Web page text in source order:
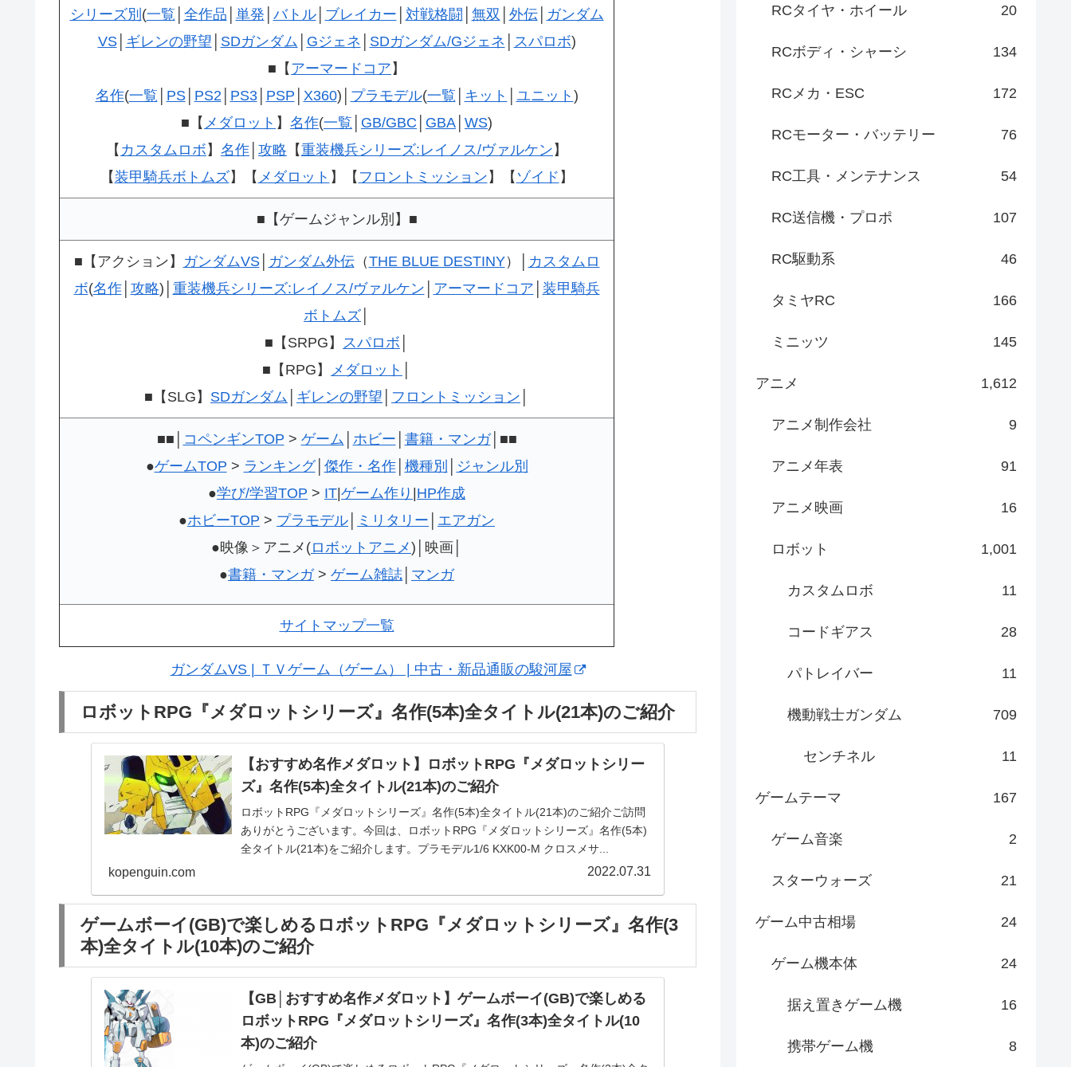
シリーズ別 (一覧 全作品 単発 バトル│ ブレイカー 対戦格闘 無双 外伝│
ガンダム
VS│ ギレンの野望 SDガンダム Gジェネ SDガンダム/Gジェネ スパロボ)
■【 アーマードコア 】
名作(一覧 PS│ PS2 PS3│ PSP X360)│ プラモデル(一覧 キット ユニット )
■【 メダロット 】 名作(一覧 GB/GBC GBA WS)
【 カスタムロボ 】 名作 攻略 【重装機兵シリーズ:レイノス/ヴァルケン 】
【 装甲騎兵ボトムズ】【 メダロット 】【 フロントミッション 】【 ゾイド 】
■【ゲームジャンル別】■
■【アクション】 ガンダムVS│ ガンダム外伝（THE BLUE DESTINY）│
カスタムロ
ボ(名作│ 攻略)│ 重装機兵シリーズ:レイノス/ヴァルケン アーマードコア
装甲騎兵
ボトムズ
■【SRPG】
スパロボ
■【RPG】
メダロット
■【SLG】 SDガンダム ギレンの野望 フロントミッション
■■│ コペンギンTOP > ゲーム ホビー 書籍・マンガ│■■
●ゲームTOP > ランキング│ 傑作・名作│ 機種別
ジャンル別
●学び/学習TOP > IT|ゲーム作り |HP作成
●ホビーTOP > プラモデル ミリタリー
エアガン
●映像＞アニメ(ロボットアニメ)│映画│
●書籍・マンガ> ゲーム雑誌 マンガ
サイトマップ一覧
ガンダムVS | ＴＶゲーム（ゲーム） | 中古・新品通販の駿河屋
ロボットRPG『メダロットシリーズ』名作(5本)全タイトル(21本)のご紹介
【おすすめ名作メダロット】ロボットRPG『メダロットシリー
ズ』名作(5本)全タイトル(21本)のご紹介
ロボットRPG『メダロットシリーズ』名作(5本)全タイトル(21本)のご紹介ご訪問
ありがとうございます。今回は、ロボットRPG『メダロットシリーズ』名作(5本)
全タイトル(21本)をご紹介します。プラモデル1/6 KXK00-M クロスメサ...
kopenguin.com 2022.07.31
ゲームボーイ(GB)で楽しめるロボットRPG『メダロットシリーズ』名作(3
本)全タイトル(10本)のご紹介
【GB│おすすめ名作メダロット】ゲームボーイ(GB)で楽しめる
ロボットRPG『メダロットシリーズ』名作(3本)全タイトル(10
本)のご紹介
RCタイヤ・ホイール 20
RCボディ・シャーシ 134
RCメカ・ESC 172
RCモーター・バッテリー 76
RC工具・メンテナンス 54
RC送信機・プロポ 107
RC駆動系 46
タミヤRC 166
ミニッツ 145
アニメ 1,612
アニメ制作会社 9
アニメ年表 91
アニメ映画 16
ロボット 1,001
カスタムロボ 11
コードギアス 28
パトレイバー 11
機動戦士ガンダム 709
センチネル 11
ゲームテーマ 167
ゲーム音楽 2
スターウォーズ 21
ゲーム中古相場 24
ゲーム機本体 24
据え置きゲーム機 16
携帯ゲーム機 8